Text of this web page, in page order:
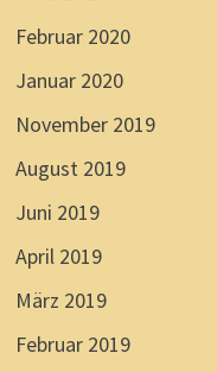
Februar 2020
Januar 2020
November 2019
August 2019
Juni 2019
April 2019
März 2019
Februar 2019